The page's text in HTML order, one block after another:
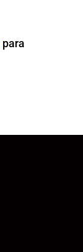
para